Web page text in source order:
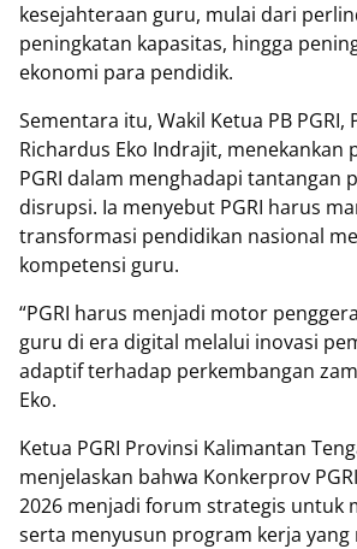
kesejahteraan guru, mulai dari
peningkatan kapasitas, hingga
ekonomi para pendidik.
Sementara itu, Wakil Ketua PB PGRI,
Richardus Eko Indrajit, menekankan
PGRI dalam menghadapi tantangan
disrupsi. Ia menyebut PGRI harus
transformasi pendidikan nasional
kompetensi guru.
“PGRI harus menjadi motor
guru di era digital melalui inovasi
adaptif terhadap perkembangan
Eko.
Ketua PGRI Provinsi Kalimantan
menjelaskan bahwa Konkerprov
2026 menjadi forum strategis untuk
serta menyusun program kerja yang